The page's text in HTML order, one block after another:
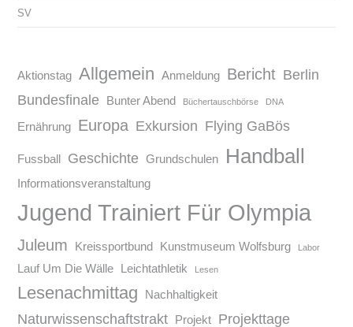
SV
Aktionstag Allgemein Anmeldung Bericht Berlin
Bundesfinale
Bunter Abend Büchertauschbörse DNA
Ernährung Europa Exkursion Flying GaBös
Fussball Geschichte Grundschulen Handball
Informationsveranstaltung
Jugend Trainiert Für Olympia
Juleum Kreissportbund Kunstmuseum Wolfsburg Labor
Lauf Um Die Wälle Leichtathletik Lesen
Lesenachmittag Nachhaltigkeit
Naturwissenschaftstrakt Projekt Projekttage